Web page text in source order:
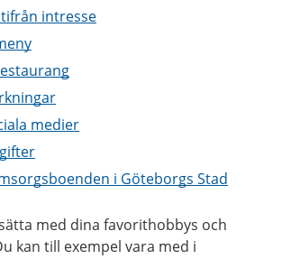
intresse
medier
i Göteborgs Stad
med dina favorithobbys och
kan till exempel vara med i